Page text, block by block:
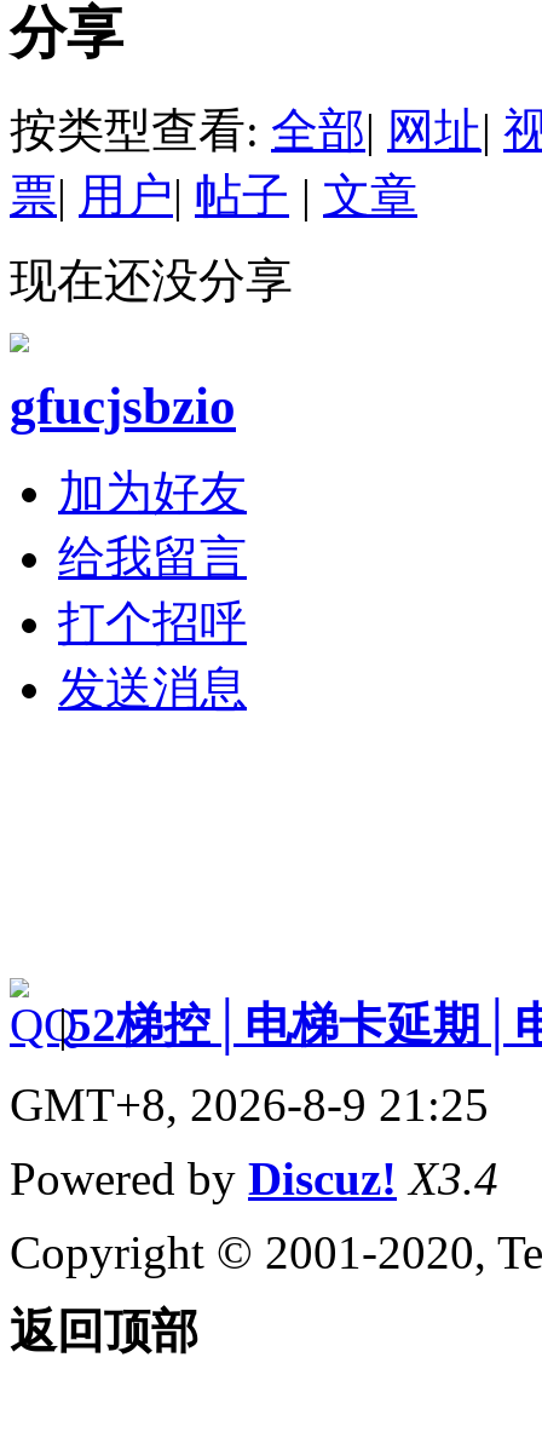
分享
按类型查看: 全部| 网址|
票| 用户| 帖子 | 文章
现在还没分享
gfucjsbzio
加为好友
给我留言
打个招呼
发送消息
|52梯控│电梯卡延期│
GMT+8, 2026-8-9 21:25
Powered by Discuz! X3.4
Copyright © 2001-2020,
返回顶部